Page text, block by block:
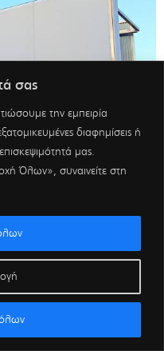
σας
την εμπειρία
διαφημίσεις ή
μας.
Όλων», συναινείτε στη